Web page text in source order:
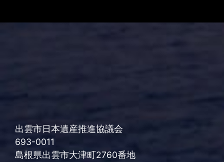
出雲市日本遺産推進協議会
693-0011
島根県出雲市大津町2760番地